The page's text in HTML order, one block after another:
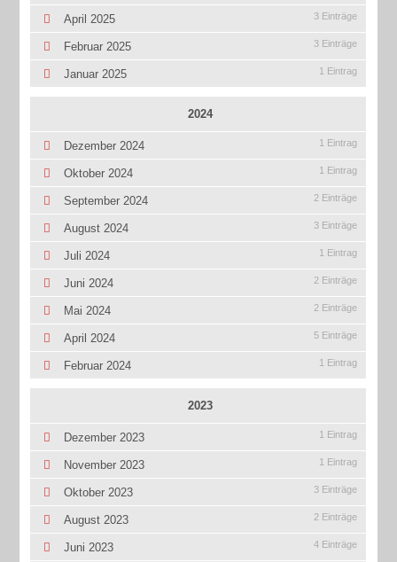
April 2025 3 Einträge
Februar 2025 3 Einträge
Januar 2025 1 Eintrag
2024
Dezember 2024 1 Eintrag
Oktober 2024 1 Eintrag
September 2024 2 Einträge
August 2024 3 Einträge
Juli 2024 1 Eintrag
Juni 2024 2 Einträge
Mai 2024 2 Einträge
April 2024 5 Einträge
Februar 2024 1 Eintrag
2023
Dezember 2023 1 Eintrag
November 2023 1 Eintrag
Oktober 2023 3 Einträge
August 2023 2 Einträge
Juni 2023 4 Einträge